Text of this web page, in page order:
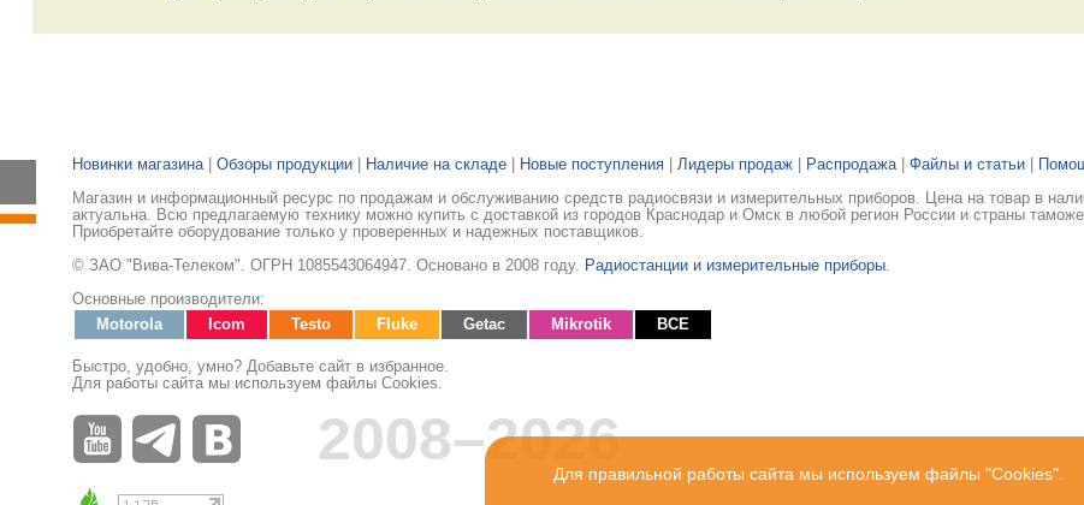
Новинки магазина Обзоры продукции Наличие на складе Новые поступления Лидеры продаж Распродажа Файлы и статьи
Магазин и информационный ресурс по продажам и обслуживанию средств радиосвязи и измерительных приборов. Цена на товар в
актуальна. Всю предлагаемую технику можно купить с доставкой из городов Краснодар и Омск в любой регион России и страны
Приобретайте оборудование только у проверенных и надежных поставщиков.
© ЗАО "Вива-Телеком". ОГРН 1085543064947. Основано в 2008 году.
Радиостанции и измерительные приборы
Основные производители:
Motorola
Icom Testo Fluke Getac Mikrotik ВСЕ
Быстро, удобно, умно? Добавьте сайт в избранное.
Для работы сайта мы используем файлы Cookies.
2008–2026
Для правильной работы сайта мы используем файлы "Cookies".